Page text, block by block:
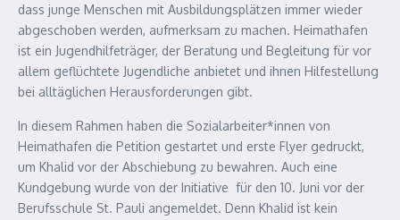
dass junge Menschen mit Ausbildungsplätzen immer wieder
abgeschoben werden, aufmerksam zu machen. Heimathafen
ist ein Jugendhilfeträger, der Beratung und Begleitung für vor
allem geflüchtete Jugendliche anbietet und ihnen Hilfestellung
bei alltäglichen Herausforderungen gibt.
In diesem Rahmen haben die Sozialarbeiter*innen von
Heimathafen die Petition gestartet und erste Flyer gedruckt,
um Khalid vor der Abschiebung zu bewahren. Auch eine
Kundgebung wurde von der Initiative für den 10. Juni vor der
Berufsschule St. Pauli angemeldet. Denn Khalid ist kein